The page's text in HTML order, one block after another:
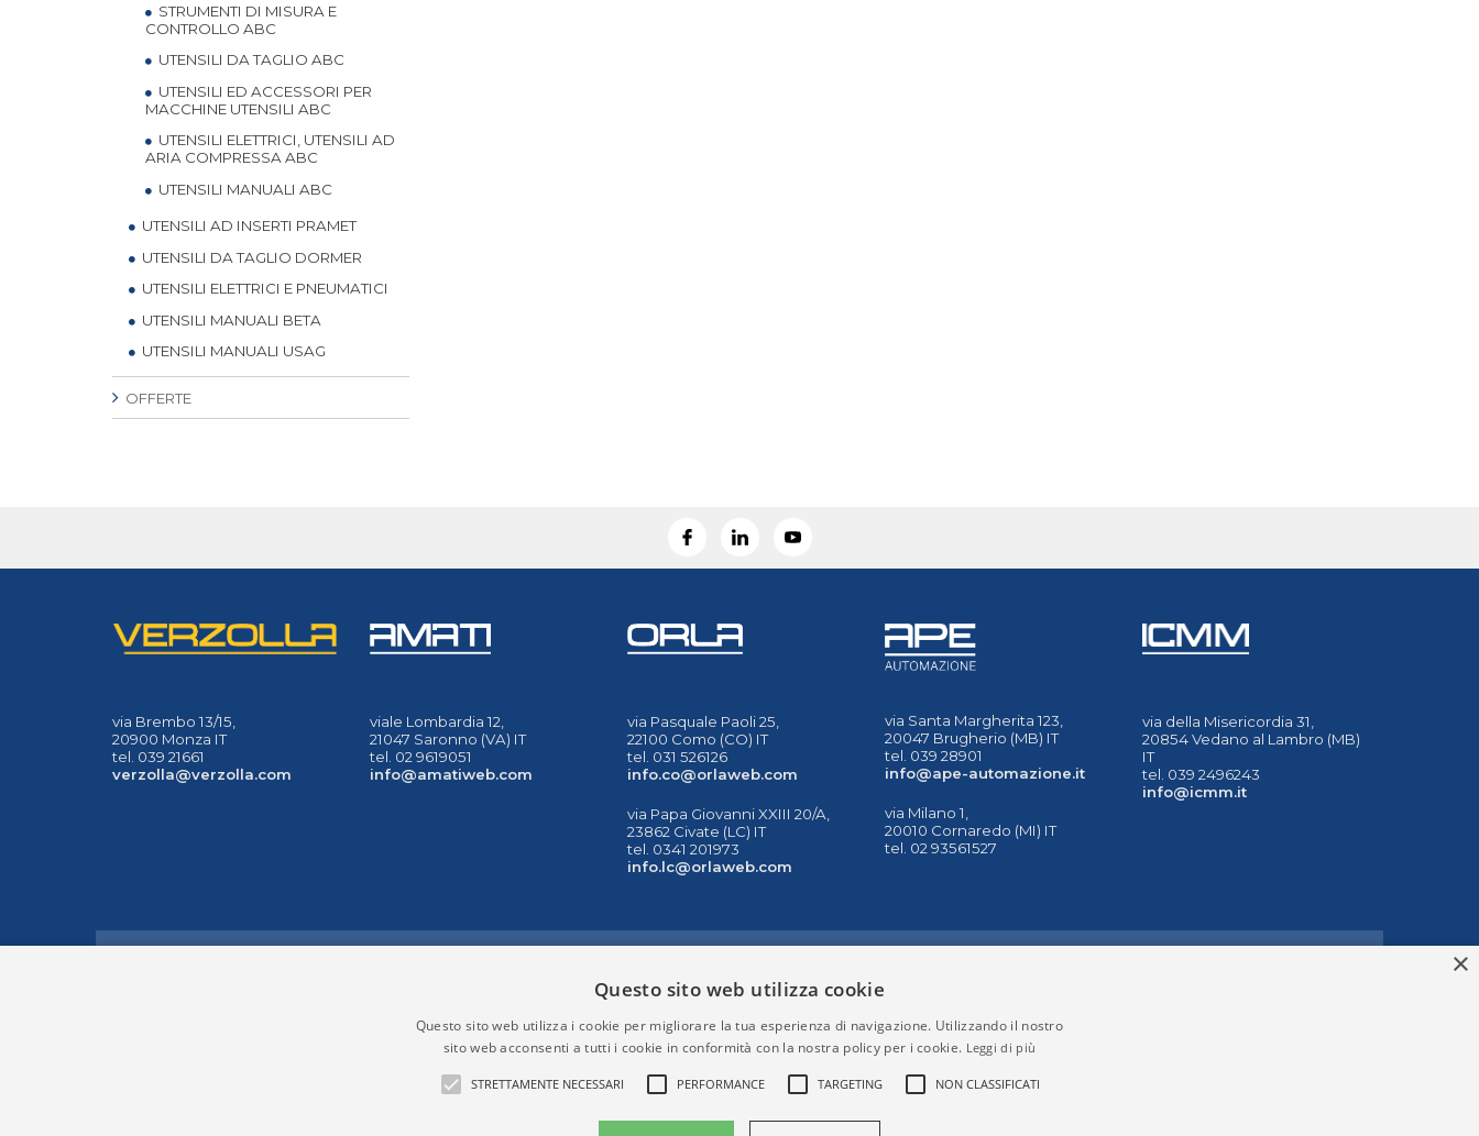
STRUMENTI DI MISURA E
CONTROLLO ABC
UTENSILI DA TAGLIO ABC
UTENSILI ED ACCESSORI PER
MACCHINE UTENSILI ABC
UTENSILI ELETTRICI, UTENSILI AD
ARIA COMPRESSA ABC
UTENSILI MANUALI ABC
UTENSILI AD INSERTI PRAMET
UTENSILI DA TAGLIO DORMER
UTENSILI ELETTRICI E PNEUMATICI
UTENSILI MANUALI BETA
UTENSILI MANUALI USAG
OFFERTE
via Brembo 13/15,
20900 Monza IT
tel. 039 21661
verzolla@verzolla.com
viale Lombardia 12,
21047 Saronno (VA) IT
tel. 02 9619051
info@amatiweb.com
via Pasquale Paoli 25,
22100 Como (CO) IT
tel. 031 526126
info.co@orlaweb.com
via Papa Giovanni XXIII 20/A,
23862 Civate (LC) IT
tel. 0341 201973
info.lc@orlaweb.com
via Santa Margherita 123,
20047 Brugherio (MB) IT
tel. 039 28901
info@ape-automazione.it
via Milano 1,
20010 Cornaredo (MI) IT
tel. 02 93561527
via della Misericordia 31,
20854 Vedano al Lambro (MB)
IT
tel. 039 2496243
info@icmm.it
Mappa del sito
Privacy
Condizioni
×
Questo sito web utilizza cookie
Questo sito web utilizza i cookie per migliorare la tua esperienza di navigazione. Utilizzando il nostro
sito web acconsenti a tutti i cookie in conformità con la nostra policy per i cookie. Leggi di più
STRETTAMENTE NECESSARI PERFORMANCE TARGETING NON CLASSIFICATI